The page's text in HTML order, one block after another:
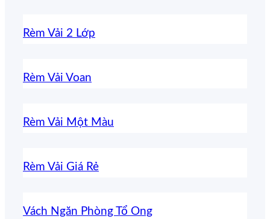
Rèm Vải 2 Lớp
Rèm Vải Voan
Rèm Vải Một Màu
Rèm Vải Giá Rẻ
Vách Ngăn Phòng Tổ Ong